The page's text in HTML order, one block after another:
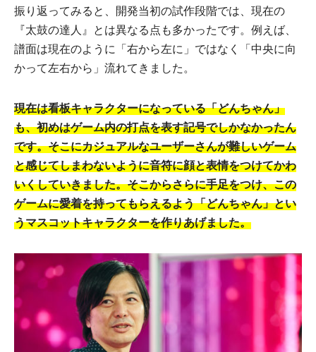
振り返ってみると、開発当初の試作段階では、現在の
『太鼓の達人』とは異なる点も多かったです。例えば、
譜面は現在のように「右から左に」ではなく「中央に向
かって左右から」流れてきました。
現在は看板キャラクターになっている「どんちゃん」
も、初めはゲーム内の打点を表す記号でしかなかったん
です。そこにカジュアルなユーザーさんが難しいゲーム
と感じてしまわないように音符に顔と表情をつけてかわ
いくしていきました。そこからさらに手足をつけ、この
ゲームに愛着を持ってもらえるよう「どんちゃん」とい
うマスコットキャラクターを作りあげました。